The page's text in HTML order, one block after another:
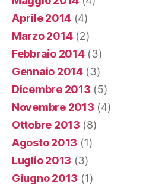
Aprile 2014 (4)
Marzo 2014(2)
Febbraio 2014(3)
Gennaio 2014(3)
Dicembre 2013 (5)
Novembre 2013 (4)
Ottobre 2013 (8)
Agosto 2013 (1)
Luglio 2013 (3)
Giugno 2013 (1)